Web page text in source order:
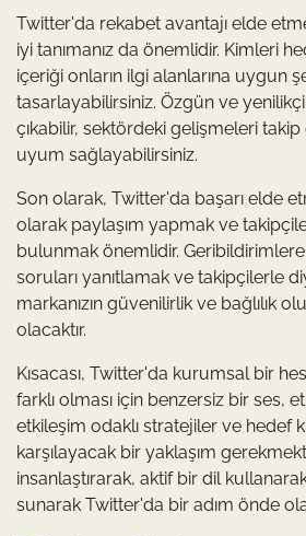
Twitter'da rekabet avantajı elde
iyi tanımanız da önemlidir. Kimleri
içeriği onların ilgi alanlarına uygun
tasarlayabilirsiniz. Özgün ve
çıkabilir, sektördeki gelişmeleri
uyum sağlayabilirsiniz.
Son olarak, Twitter'da başarı elde
olarak paylaşım yapmak ve
bulunmak önemlidir.
soruları yanıtlamak ve takipçilerle
markanızın güvenilirlik ve bağlılık
olacaktır.
Kısacası, Twitter'da kurumsal bir
farklı olması için benzersiz bir ses,
etkileşim odaklı stratejiler ve hedef
karşılayacak bir yaklaşım
insanlaştırarak, aktif bir dil
sunarak Twitter'da bir adım önde